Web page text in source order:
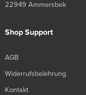
22949 Ammersbek
Shop Support
AGB
Widerrufsbelehrung
Kontakt